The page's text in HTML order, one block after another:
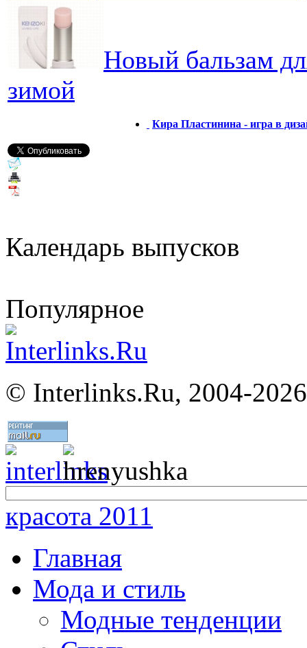
Новый бальзам
зимой
Кира Пластинина - игра в
Календарь выпусков
Популярное
© Interlinks.Ru, 2004-2026
красота 2011
Главная
Мода и стиль
Модные тенденции